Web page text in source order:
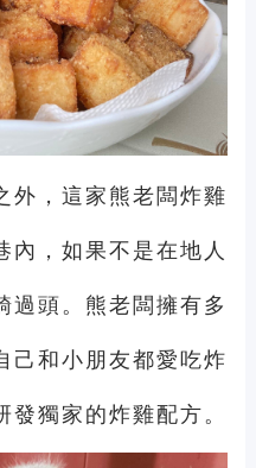
外，這家熊老闆炸雞
內，如果不是在地人
過頭。熊老闆擁有多
己和小朋友都愛吃炸
獨家的炸雞配方。